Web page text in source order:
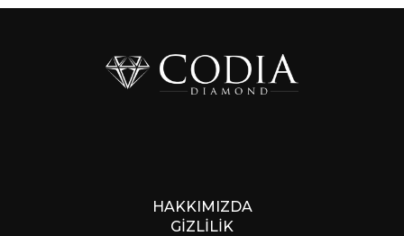
HAKKIMIZDA
GİZLİLİK